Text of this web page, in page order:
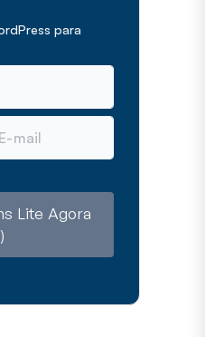
para
Lite Agora